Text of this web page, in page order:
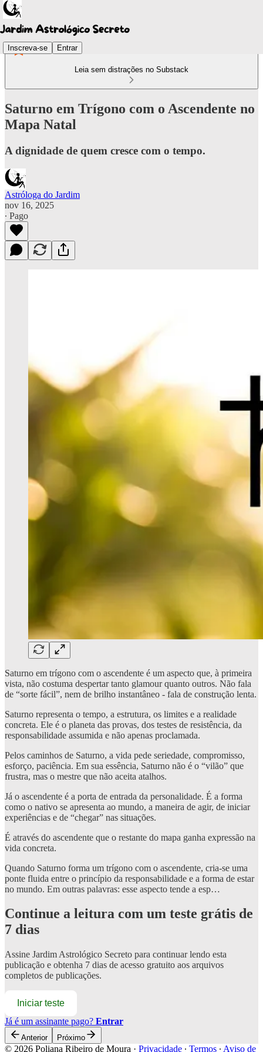
Inscreva-se Entrar
Leia sem distrações no Substack
Saturno em Trígono com o Ascendente no
Mapa Natal
A dignidade de quem cresce com o tempo.
Astróloga do Jardim
nov 16, 2025
∙ Pago
Saturno em trígono com o ascendente é um aspecto que, à primeira
vista, não costuma despertar tanto glamour quanto outros. Não fala
de “sorte fácil”, nem de brilho instantâneo - fala de construção lenta.
Saturno representa o tempo, a estrutura, os limites e a realidade
concreta. Ele é o planeta das provas, dos testes de resistência, da
responsabilidade assumida e não apenas proclamada.
Pelos caminhos de Saturno, a vida pede seriedade, compromisso,
esforço, paciência. Em sua essência, Saturno não é o “vilão” que
frustra, mas o mestre que não aceita atalhos.
Já o ascendente é a porta de entrada da personalidade. É a forma
como o nativo se apresenta ao mundo, a maneira de agir, de iniciar
experiências e de “chegar” nas situações.
É através do ascendente que o restante do mapa ganha expressão na
vida concreta.
Quando Saturno forma um trígono com o ascendente, cria-se uma
ponte fluida entre o princípio da responsabilidade e a forma de estar
no mundo. Em outras palavras: esse aspecto tende a esp…
Continue a leitura com um teste grátis de
7 dias
Assine Jardim Astrológico Secreto para continuar lendo esta
publicação e obtenha 7 dias de acesso gratuito aos arquivos
completos de publicações.
Iniciar teste
Já é um assinante pago? Entrar
Anterior Próximo
© 2026 Poliana Ribeiro de Moura · Privacidade ∙ Termos ∙ Aviso de